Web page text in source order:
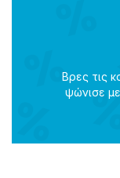
Βρες τις
ψώνισε